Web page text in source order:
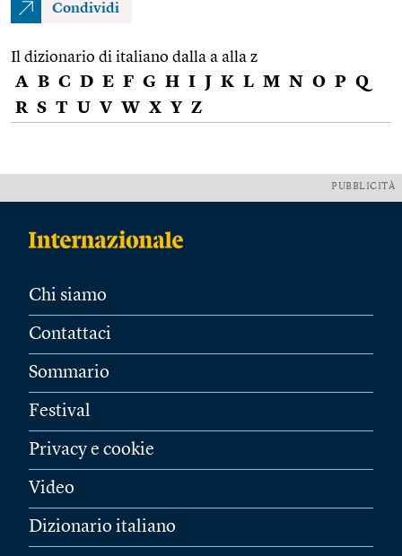
Condividi
Il dizionario di italiano dalla a alla z
A B C D E F G H I J K L M N O P Q
R S T U V W X Y Z
PUBBLICITÀ
Chi siamo
Contattaci
Sommario
Festival
Privacy e cookie
Video
Dizionario italiano